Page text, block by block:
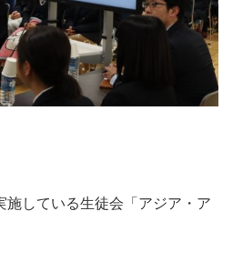
している生徒会「アジア・ア